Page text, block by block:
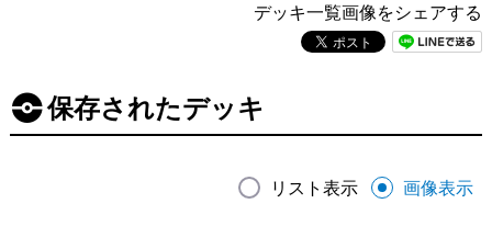
デッキ一覧画像をシェアする
保存されたデッキ
リスト表示 画像表示